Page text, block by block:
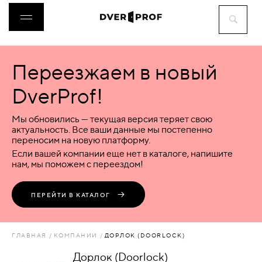
ДВЕРИ
ФУРНИТУРА
ВОРОТА
ПЕРЕГОРОДКИ
АКСЕССУАРЫ
Переезжаем в новый
DverProf!
Мы обновились — текущая версия теряет свою
актуальность. Все ваши данные мы постепенно
переносим на новую платформу.
Если вашей компании еще нет в каталоге, напишите
нам, мы поможем с переездом!
ПЕРЕЙТИ В КАТАЛОГ
ГЛАВНАЯ КОМПАНИИ ДОРЛОК (DOORLOCK)
Дорлок (Doorlock)